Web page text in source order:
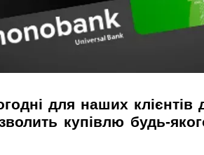
для наших клієнтів
купівлю будь-